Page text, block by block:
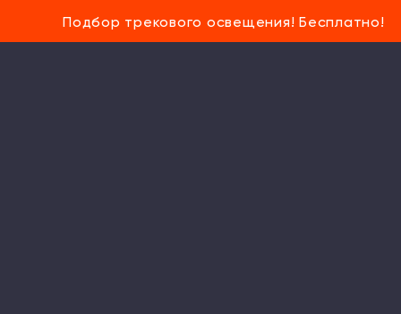
Подбор трекового освещения! Бесплатно!